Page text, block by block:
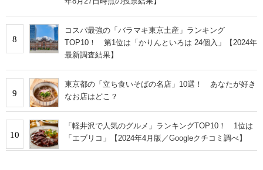
8
コスパ最強の「バラマキ東京土産」ランキング
TOP10！ 第1位は「かりんといろは 24個入」【2024年
最新調査結果】
9
東京都の「立ち食いそばの名店」10選！ あなたが好き
なお店はどこ？
10
「軽井沢で人気のグルメ」ランキングTOP10！ 1位は
「エブリコ」【2024年4月版／Googleクチコミ調べ】